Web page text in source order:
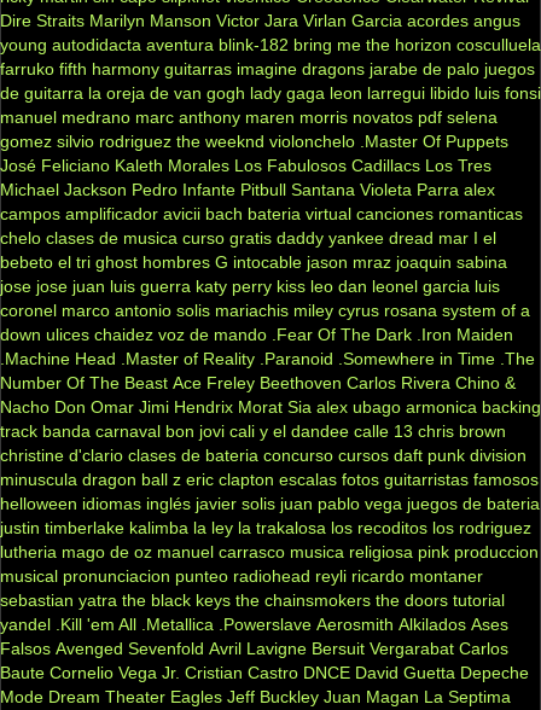
Dire Straits Marilyn Manson Victor Jara Virlan Garcia acordes angus
young autodidacta aventura blink-182 bring me the horizon cosculluela
farruko fifth harmony guitarras imagine dragons jarabe de palo juegos
de guitarra la oreja de van gogh lady gaga leon larregui libido luis fonsi
manuel medrano marc anthony maren morris novatos pdf selena
gomez silvio rodriguez the weeknd violonchelo .Master Of Puppets
José Feliciano Kaleth Morales Los Fabulosos Cadillacs Los Tres
Michael Jackson Pedro Infante Pitbull Santana Violeta Parra alex
campos amplificador avicii bach bateria virtual canciones romanticas
chelo clases de musica curso gratis daddy yankee dread mar I el
bebeto el tri ghost hombres G intocable jason mraz joaquin sabina
jose jose juan luis guerra katy perry kiss leo dan leonel garcia luis
coronel marco antonio solis mariachis miley cyrus rosana system of a
down ulices chaidez voz de mando .Fear Of The Dark .Iron Maiden
.Machine Head
.Master of Reality .Paranoid .Somewhere in Time .The
Number Of The Beast Ace Freley Beethoven Carlos Rivera Chino &
Nacho Don Omar Jimi Hendrix Morat Sia alex ubago armonica backing
track banda carnaval bon jovi cali y el dandee calle 13 chris brown
christine d'clario clases de bateria concurso cursos daft punk division
minuscula dragon ball z eric clapton escalas fotos guitarristas famosos
helloween idiomas inglés javier solis juan pablo vega juegos de bateria
justin timberlake kalimba la ley la trakalosa los recoditos los rodriguez
lutheria mago de oz manuel carrasco musica religiosa pink produccion
musical pronunciacion punteo radiohead reyli ricardo montaner
sebastian yatra the black keys the chainsmokers the doors tutorial
yandel .Kill 'em All .Metallica .Powerslave Aerosmith Alkilados Ases
Falsos Avenged Sevenfold Avril Lavigne Bersuit Vergarabat Carlos
Baute Cornelio Vega Jr. Cristian Castro DNCE David Guetta Depeche
Mode Dream Theater Eagles Jeff Buckley Juan Magan La Septima